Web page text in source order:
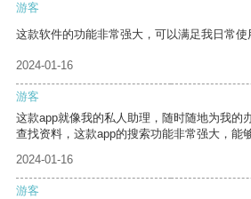
游客
这款软件的功能非常强大，可以满足我日常使
2024-01-16
游客
这款app就像我的私人助理，随时随地为我的
查找资料，这款app的搜索功能非常强大，能
2024-01-16
游客